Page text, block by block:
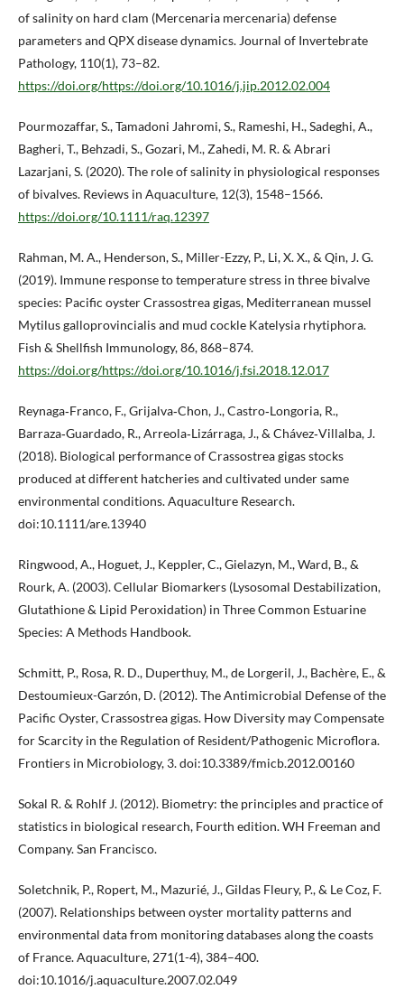
of salinity on hard clam (Mercenaria mercenaria) defense
parameters and QPX disease dynamics. Journal of Invertebrate
Pathology, 110(1), 73–82.
https://doi.org/https://doi.org/10.1016/j.jip.2012.02.004
Pourmozaffar, S., Tamadoni Jahromi, S., Rameshi, H., Sadeghi, A.,
Bagheri, T., Behzadi, S., Gozari, M., Zahedi, M. R. & Abrari
Lazarjani, S. (2020). The role of salinity in physiological responses
of bivalves. Reviews in Aquaculture, 12(3), 1548–1566.
https://doi.org/10.1111/raq.12397
Rahman, M. A., Henderson, S., Miller-Ezzy, P., Li, X. X., & Qin, J. G.
(2019). Immune response to temperature stress in three bivalve
species: Pacific oyster Crassostrea gigas, Mediterranean mussel
Mytilus galloprovincialis and mud cockle Katelysia rhytiphora.
Fish & Shellfish Immunology, 86, 868–874.
https://doi.org/https://doi.org/10.1016/j.fsi.2018.12.017
Reynaga‐Franco, F., Grijalva‐Chon, J., Castro‐Longoria, R.,
Barraza‐Guardado, R., Arreola‐Lizárraga, J., & Chávez‐Villalba, J.
(2018). Biological performance of Crassostrea gigas stocks
produced at different hatcheries and cultivated under same
environmental conditions. Aquaculture Research.
doi:10.1111/are.13940
Ringwood, A., Hoguet, J., Keppler, C., Gielazyn, M., Ward, B., &
Rourk, A. (2003). Cellular Biomarkers (Lysosomal Destabilization,
Glutathione & Lipid Peroxidation) in Three Common Estuarine
Species: A Methods Handbook.
Schmitt, P., Rosa, R. D., Duperthuy, M., de Lorgeril, J., Bachère, E., &
Destoumieux-Garzón, D. (2012). The Antimicrobial Defense of the
Pacific Oyster, Crassostrea gigas. How Diversity may Compensate
for Scarcity in the Regulation of Resident/Pathogenic Microflora.
Frontiers in Microbiology, 3. doi:10.3389/fmicb.2012.00160
Sokal R. & Rohlf J. (2012). Biometry: the principles and practice of
statistics in biological research, Fourth edition. WH Freeman and
Company. San Francisco.
Soletchnik, P., Ropert, M., Mazurié, J., Gildas Fleury, P., & Le Coz, F.
(2007). Relationships between oyster mortality patterns and
environmental data from monitoring databases along the coasts
of France. Aquaculture, 271(1-4), 384–400.
doi:10.1016/j.aquaculture.2007.02.049